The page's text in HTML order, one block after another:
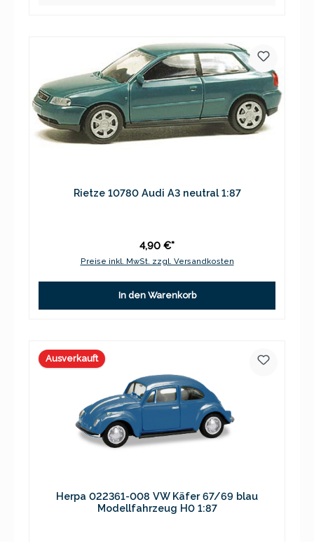
Rietze 10780 Audi A3 neutral 1:87
4,90 €*
Preise inkl. MwSt. zzgl. Versandkosten
In den Warenkorb
Ausverkauft
Herpa 022361-008 VW Käfer 67/69 blau
Modellfahrzeug H0 1:87